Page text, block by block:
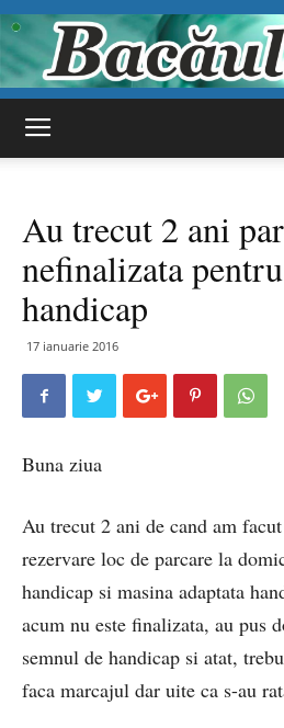
Au trecut 2 ani
nefinalizata
handicap
17 ianuarie 2016
Buna ziua
Au trecut 2 ani de cand am
rezervare loc de parcare la
handicap si masina adaptata
acum nu este finalizata, au pus
semnul de handicap si atat,
faca marcajul dar uite ca s-au